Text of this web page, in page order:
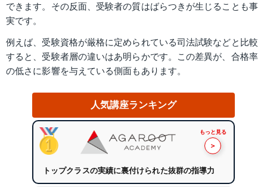
できます。その反面、受験者の質はばらつきが生じることも事
実です。
例えば、受験資格が厳格に定められている司法試験などと比較
すると、受験者層の違いはあ明らかです。この差異が、合格率
の低さに影響を与えている側面もあります。
人気講座ランキング
もっと見る
＞
トップクラスの実績に裏付けられた抜群の指導力